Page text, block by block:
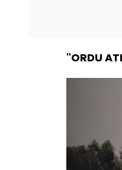
"ORDU